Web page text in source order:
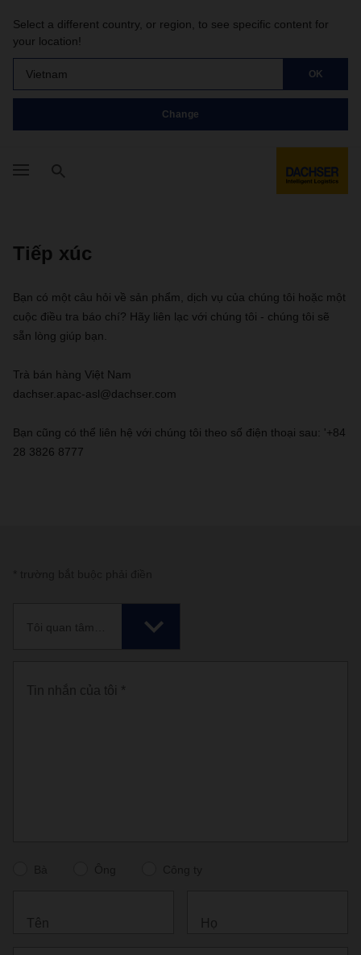
Select a different country, or region, to see specific content for
your location!
Vietnam OK
Change
Tiếp xúc
Bạn có một câu hỏi về sản phẩm, dịch vụ của chúng tôi hoặc một
cuộc điều tra báo chí? Hãy liên lạc với chúng tôi - chúng tôi sẽ
sẵn lòng giúp bạn.
Trà bán hàng Việt Nam
dachser.apac-asl@dachser.com
Bạn cũng có thể liên hệ với chúng tôi theo số điện thoại sau: '+84
28 3826 8777
Tôi quan tâm đến *
Tin nhắn của tôi *
Tên Họ